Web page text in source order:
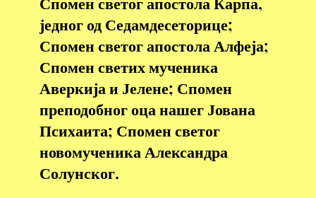
једног од Седамдесеторице;
Спомен светог апостола Алфеја;
Спомен светих мученика
Аверкија и Јелене; Спомен
преподобног оца нашег Јована
Психаита; Спомен светог
новомученика Александра
Солунског.